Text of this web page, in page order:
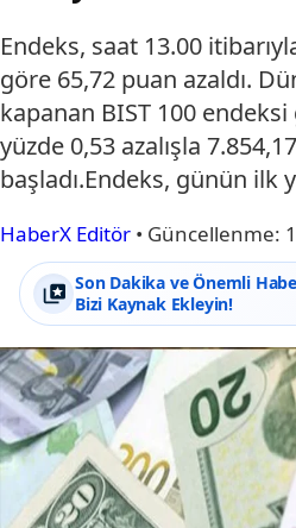
Endeks, saat 13.00
göre 65,72 puan azaldı.
kapanan BIST 100
yüzde 0,53 azalışla
başladı.Endeks, günün ilk
HaberX Editör • Güncellenme:
Son Dakika ve Önemli
Bizi Kaynak Ekleyin!